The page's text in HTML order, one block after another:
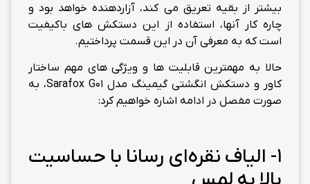
بیشتر از بقیه تعریق می کند، آزاردهنده خواهد بود و
چاره کار آنها، استفاده از این دستکش های باکیفیت
است که به معرفی آن در این قسمت پرداختیم.
حالا به مهمترین قابلیت ها و ویژگی های مهم ساختار
کاور و دستکش انگشتی گیمینگ مدل Sarafox G01، به
صورت مفصل در ادامه اشاره خواهیم کرد:
1- الیاف نقره‌ای رسانا با حساسیت